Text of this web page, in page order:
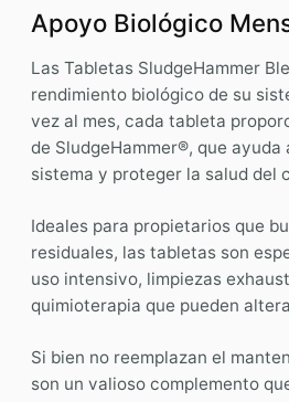
Apoyo Biológico
Las Tabletas SludgeHammer
rendimiento biológico de su
vez al mes, cada tableta
de SludgeHammer®, que
sistema y proteger la salud del
Ideales para propietarios que
residuales, las tabletas son
uso intensivo, limpiezas
quimioterapia que pueden
Si bien no reemplazan el
son un valioso complemento